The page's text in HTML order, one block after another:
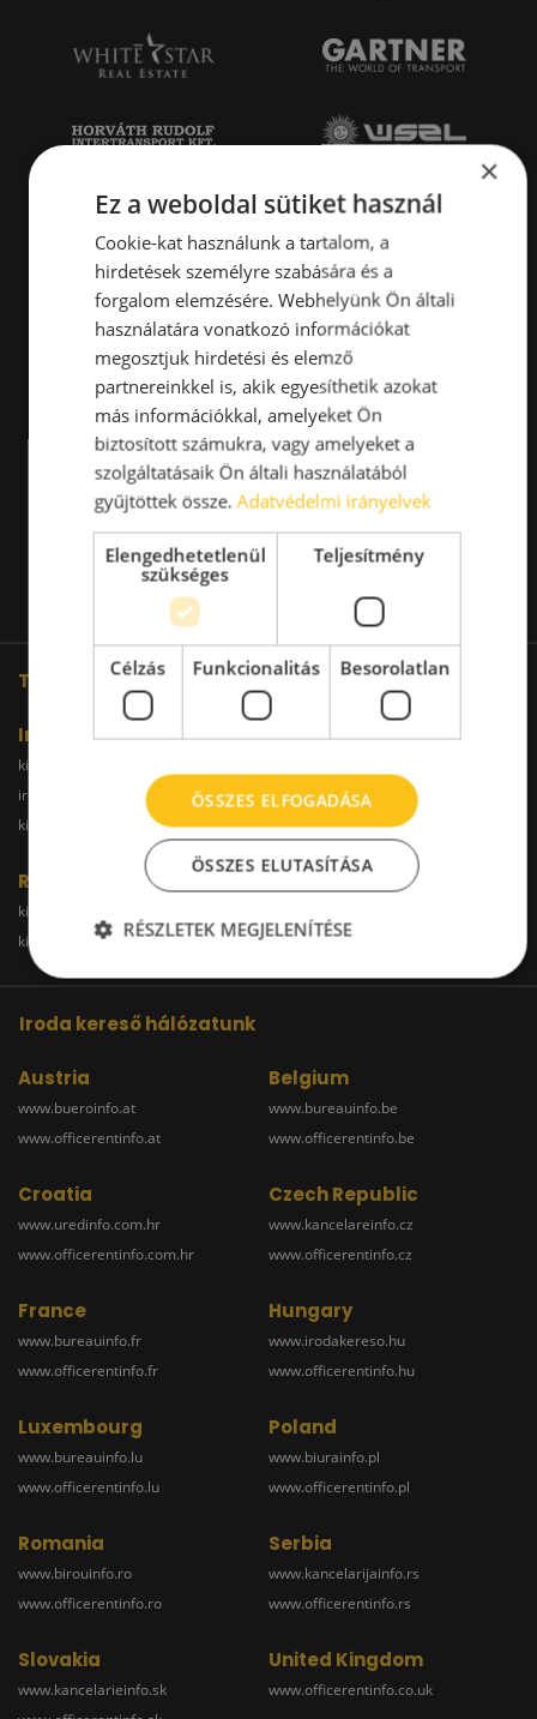
További oldalaink
Iroda
kiadoiroda.info
irodakiadobudapest.hu
kiadoirodabudaors.hu
kiadoirodagyor.hu
Raktár
kiadoraktarbudapest.hu
kiadoraktardebrecen.hu
raktarszekesfehervar.hu
Iroda kereső hálózatunk
Austria
www.bueroinfo.at
www.officerentinfo.at
Belgium
www.bureauinfo.be
www.officerentinfo.be
Croatia
www.uredinfo.com.hr
www.officerentinfo.com.hr
Czech Republic
www.kancelareinfo.cz
www.officerentinfo.cz
France
www.bureauinfo.fr
www.officerentinfo.fr
Hungary
www.irodakereso.hu
www.officerentinfo.hu
Luxembourg
www.bureauinfo.lu
www.officerentinfo.lu
Poland
www.biurainfo.pl
www.officerentinfo.pl
Romania
www.birouinfo.ro
www.officerentinfo.ro
Serbia
www.kancelarijainfo.rs
www.officerentinfo.rs
Slovakia
www.kancelarieinfo.sk
United Kingdom
www.officerentinfo.co.uk
×
Ez a weboldal sütiket használ
Cookie-kat használunk a tartalom, a
hirdetések személyre szabására és a
forgalom elemzésére. Webhelyünk Ön általi
használatára vonatkozó információkat
megosztjuk hirdetési és elemző
partnereinkkel is, akik egyesíthetik azokat
más információkkal, amelyeket Ön
biztosított számukra, vagy amelyeket a
szolgáltatásaik Ön általi használatából
gyűjtöttek össze.Adatvédelmi irányelvek
Elengedhetetlenül
szükséges
Teljesítmény
Célzás Funkcionalitás Besorolatlan
ÖSSZES ELFOGADÁSA
ÖSSZES ELUTASÍTÁSA
RÉSZLETEK MEGJELENÍTÉSE